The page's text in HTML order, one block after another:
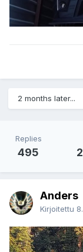
2 months later...
Replies
495
Anders
Kirjoitettu